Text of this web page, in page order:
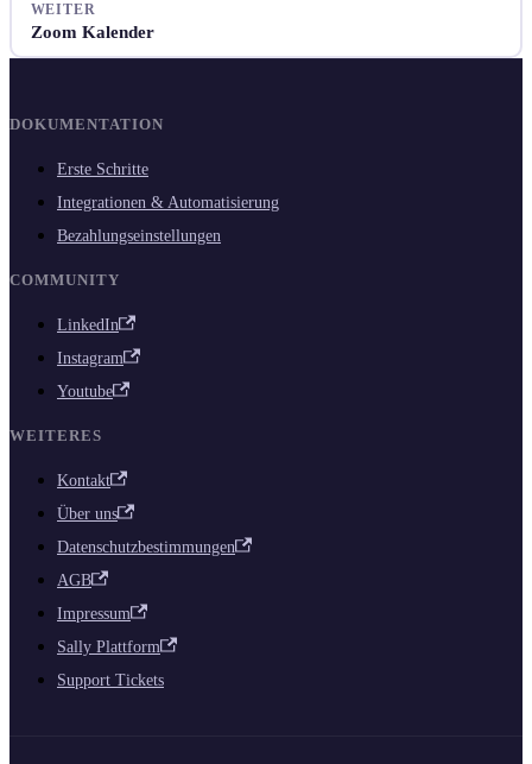
WEITER
Zoom Kalender
DOKUMENTATION
Erste Schritte
Integrationen & Automatisierung
Bezahlungseinstellungen
COMMUNITY
LinkedIn
Instagram
Youtube
WEITERES
Kontakt
Über uns
Datenschutzbestimmungen
AGB
Impressum
Sally Plattform
Support Tickets